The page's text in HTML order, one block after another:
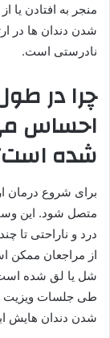
منجر به افتادن یا
شدن دندان ها در
نادرستی است.
چرا در
احساس
شده
برای شروع درمان
متصل شود. این
درد و ناراحتی تا
از مراجعان ممکن
شل یا لق شده است.
طی جلسات ویزیت
شدن دندان هایش